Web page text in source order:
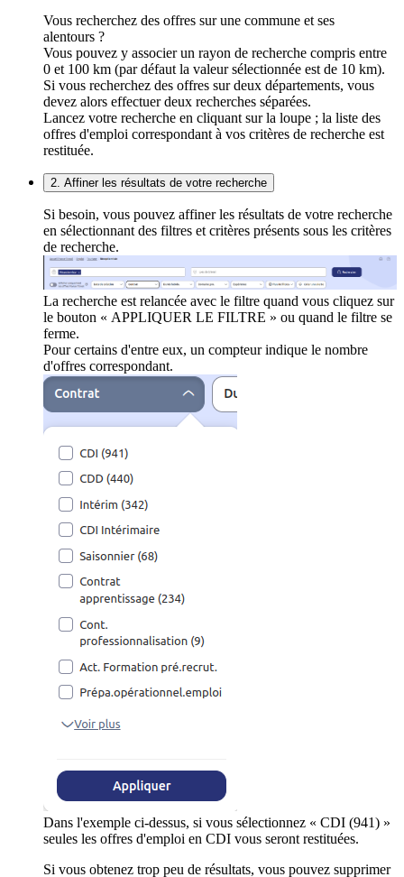
Vous recherchez des offres sur une commune et ses
alentours ?
Vous pouvez y associer un rayon de recherche compris entre
0 et 100 km (par défaut la valeur sélectionnée est de 10 km).
Si vous recherchez des offres sur deux départements, vous
devez alors effectuer deux recherches séparées.
Lancez votre recherche en cliquant sur la loupe ; la liste des
offres d'emploi correspondant à vos critères de recherche est
restituée.
2. Affiner les résultats de votre recherche
Si besoin, vous pouvez affiner les résultats de votre recherche
en sélectionnant des filtres et critères présents sous les critères
de recherche.
La recherche est relancée avec le filtre quand vous cliquez sur
le bouton « APPLIQUER LE FILTRE » ou quand le filtre se
ferme.
Pour certains d'entre eux, un compteur indique le nombre
d'offres correspondant.
Dans l'exemple ci-dessus, si vous sélectionnez « CDI (941) »
seules les offres d'emploi en CDI vous seront restituées.
Si vous obtenez trop peu de résultats, vous pouvez supprimer